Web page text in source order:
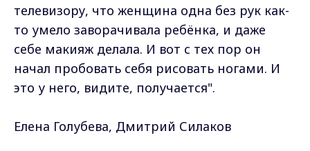
телевизору, что женщина одна без рук как-
то умело заворачивала ребёнка, и даже
себе макияж делала. И вот с тех пор он
начал пробовать себя рисовать ногами. И
это у него, видите, получается".
Елена Голубева, Дмитрий Силаков